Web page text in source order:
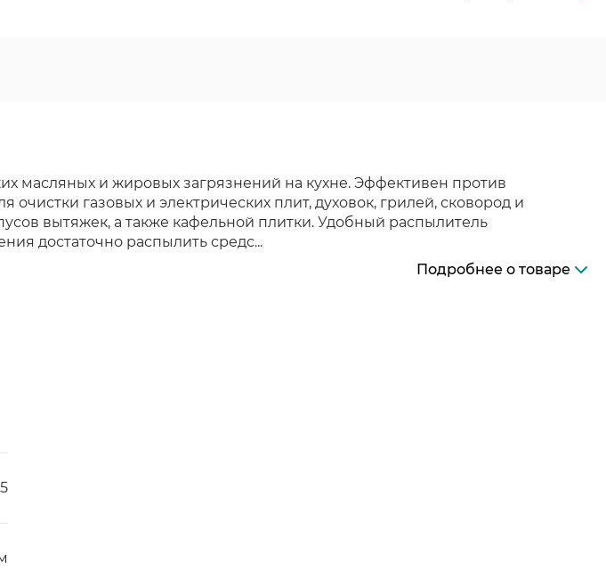
масляных и жировых загрязнений на кухне. Эффективен против
газовых и электрических плит, духовок, грилей, сковород и
вытяжек, а также кафельной плитки. Удобный распылитель
достаточно распылить средс...
Подробнее о товаре